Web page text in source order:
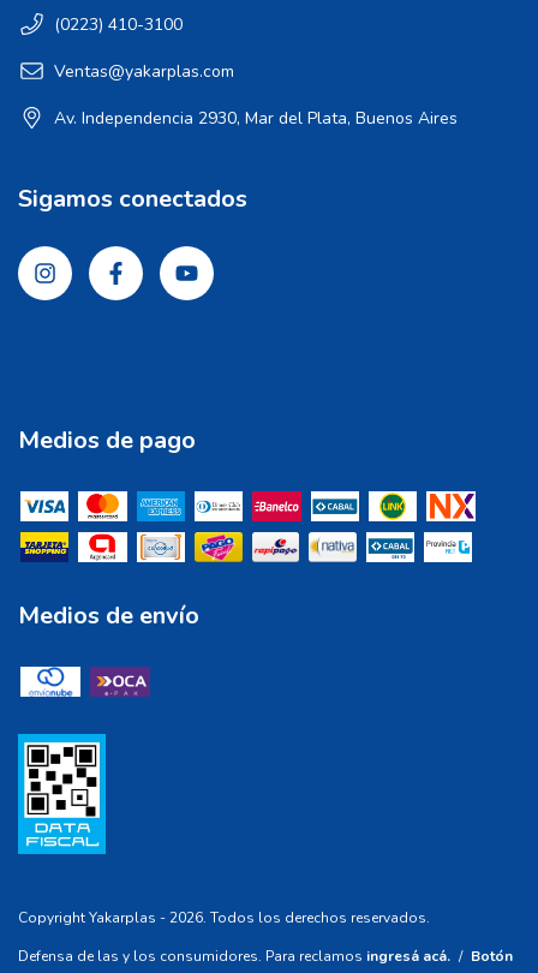
(0223) 410-3100
Ventas@yakarplas.com
Av. Independencia 2930, Mar del Plata, Buenos Aires
Sigamos conectados
Medios de pago
Medios de envío
Copyright Yakarplas - 2026. Todos los derechos reservados.
Defensa de las y los consumidores. Para reclamos ingresá acá. / Botón